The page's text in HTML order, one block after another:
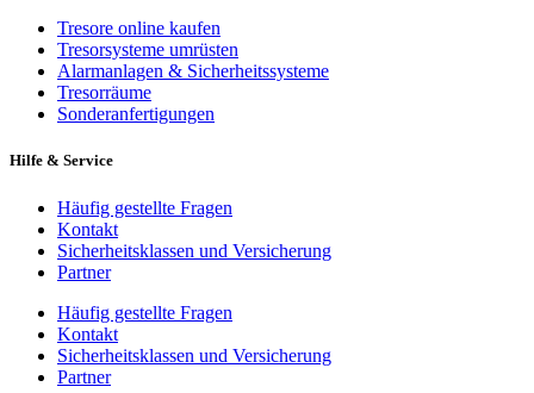
Tresore online kaufen
Tresorsysteme umrüsten
Alarmanlagen & Sicherheitssysteme
Tresorräume
Sonderanfertigungen
Hilfe & Service
Häufig gestellte Fragen
Kontakt
Sicherheitsklassen und Versicherung
Partner
Häufig gestellte Fragen
Kontakt
Sicherheitsklassen und Versicherung
Partner